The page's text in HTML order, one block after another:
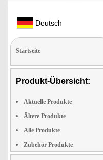
Deutsch
Startseite
Produkt-Übersicht:
Aktuelle Produkte
Ältere Produkte
Alle Produkte
Zubehör Produkte